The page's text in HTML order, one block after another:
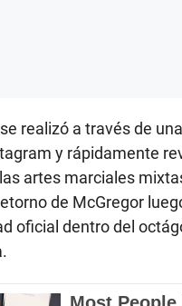
realizó a través de
y rápidamente
artes marciales
de McGregor
oficial dentro del